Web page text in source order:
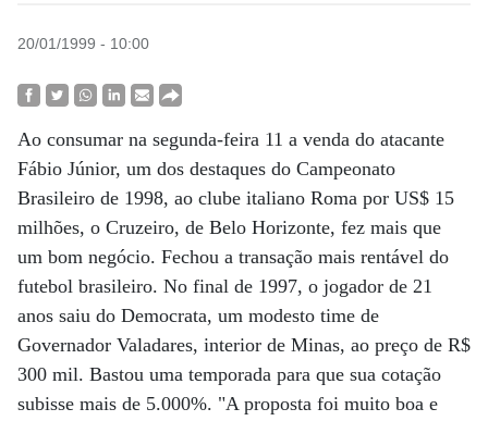
20/01/1999 - 10:00
Ao consumar na segunda-feira 11 a venda do atacante
Fábio Júnior, um dos destaques do Campeonato
Brasileiro de 1998, ao clube italiano Roma por US$ 15
milhões, o Cruzeiro, de Belo Horizonte, fez mais que
um bom negócio. Fechou a transação mais rentável do
futebol brasileiro. No final de 1997, o jogador de 21
anos saiu do Democrata, um modesto time de
Governador Valadares, interior de Minas, ao preço de R$
300 mil. Bastou uma temporada para que sua cotação
subisse mais de 5.000%. "A proposta foi muito boa e